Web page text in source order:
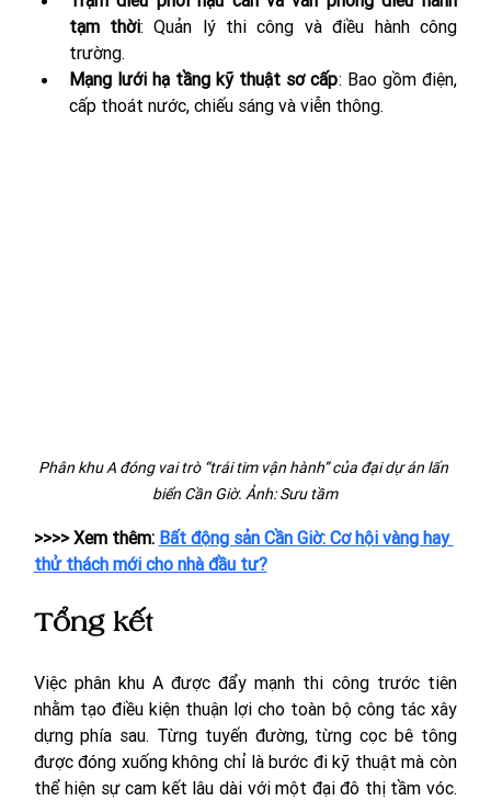
tạm thời: Quản lý thi công và điều hành công
trường.
Mạng lưới hạ tầng kỹ thuật sơ cấp: Bao gồm điện,
cấp thoát nước, chiếu sáng và viễn thông.
Phân khu A đóng vai trò “trái tim vận hành” của đại dự án lấn
biển Cần Giờ. Ảnh: Sưu tầm
>>>> Xem thêm: Bất động sản Cần Giờ: Cơ hội vàng hay
thử thách mới cho nhà đầu tư?
Tổng kết
Việc phân khu A được đẩy mạnh thi công trước tiên
nhằm tạo điều kiện thuận lợi cho toàn bộ công tác xây
dựng phía sau. Từng tuyến đường, từng cọc bê tông
được đóng xuống không chỉ là bước đi kỹ thuật mà còn
thể hiện sự cam kết lâu dài với một đại đô thị tầm vóc.